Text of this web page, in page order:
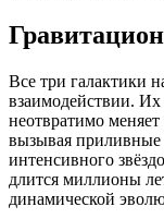
Все три галактики
взаимодействии.
неотвратимо
вызывая приливные
интенсивного
длится миллионы
динамической